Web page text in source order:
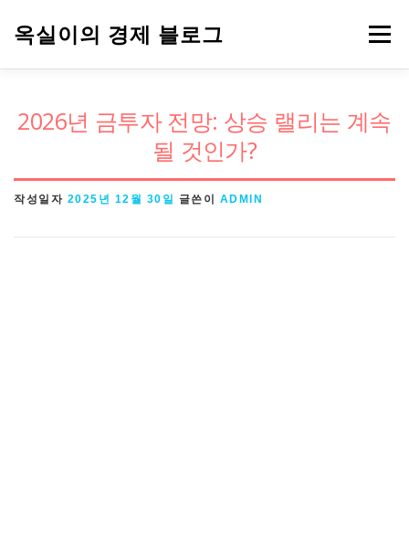
으
옥실이의 경제 블로그 메뉴
2026년 금투자 전망: 상승 랠리는 계속
될 것인가?
작성일자 2025년 12월 30일 글쓴이 ADMIN